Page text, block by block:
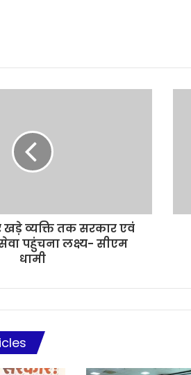
खड़े व्यक्ति तक सरकार एवं
पहुंचना लक्ष्य- सीएम
धामी